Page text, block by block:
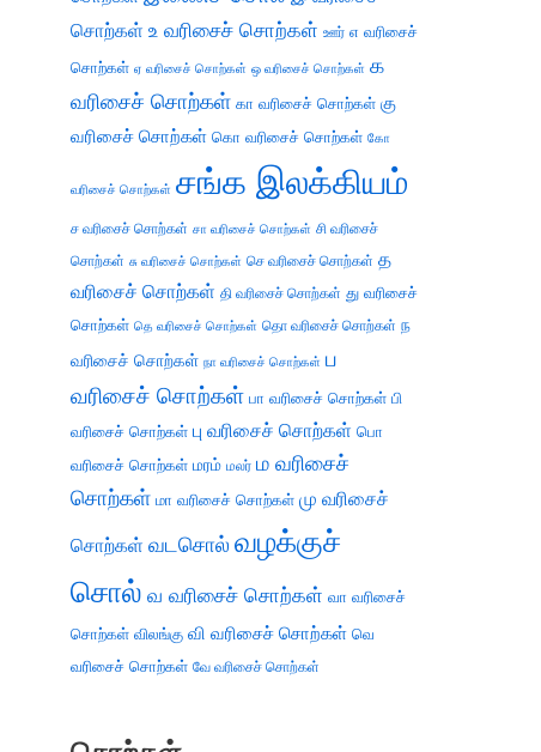
சொற்கள் உ வரிசைச் சொற்கள் ஊர் எ வரிசைச்
சொற்கள் ஏ வரிசைச் சொற்கள் ஒ வரிசைச் சொற்கள் க
வரிசைச் சொற்கள் கா வரிசைச் சொற்கள் கு
வரிசைச் சொற்கள் கொ வரிசைச் சொற்கள் கோ
வரிசைச் சொற்கள் சங்க இலக்கியம்
ச வரிசைச் சொற்கள் சா வரிசைச் சொற்கள் சி வரிசைச்
சொற்கள் சு வரிசைச் சொற்கள் செ வரிசைச் சொற்கள் த
வரிசைச் சொற்கள் தி வரிசைச் சொற்கள் து வரிசைச்
சொற்கள் தெ வரிசைச் சொற்கள் தொ வரிசைச் சொற்கள் ந
வரிசைச் சொற்கள் நா வரிசைச் சொற்கள் ப
வரிசைச் சொற்கள் பா வரிசைச் சொற்கள் பி
வரிசைச் சொற்கள் பு வரிசைச் சொற்கள் பொ
வரிசைச் சொற்கள் மரம் மலர் ம வரிசைச்
சொற்கள் மா வரிசைச் சொற்கள் மு வரிசைச்
சொற்கள் வடசொல் வழக்குச்
சொல் வ வரிசைச் சொற்கள் வா வரிசைச்
சொற்கள் விலங்கு வி வரிசைச் சொற்கள் வெ
வரிசைச் சொற்கள் வே வரிசைச் சொற்கள்